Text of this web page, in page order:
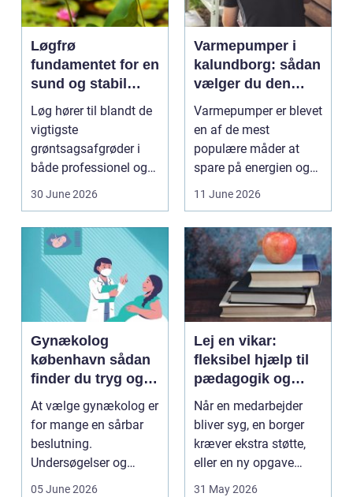
Løgfrø
fundamentet for en
sund og stabil
løgavl
Løg hører til blandt de
vigtigste
grøntsagsafgrøder i
både professionel og
hobbybaseret
30 June 2026
Varmepumper i
kalundborg: sådan
vælger du den
rigtige løsning
Varmepumper er blevet
en af de mest
populære måder at
spare på energien og
få et bedre indeklima
11 June 2026
Gynækolog
københavn sådan
finder du tryg og
professionel hjælp
At vælge gynækolog er
for mange en sårbar
beslutning.
Undersøgelser og
behandlinger foregår i
05 June 2026
Lej en vikar:
fleksibel hjælp til
pædagogik og
sundhed
Når en medarbejder
bliver syg, en borger
kræver ekstra støtte,
eller en ny opgave
opstår fra dag til...
31 May 2026